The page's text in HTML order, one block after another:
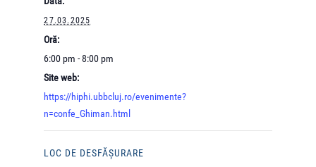
27.03.2025
Oră:
6:00 pm - 8:00 pm
Site web:
https://hiphi.ubbcluj.ro/evenimente?
n=confe_Ghiman.html
LOC DE DESFĂȘURARE